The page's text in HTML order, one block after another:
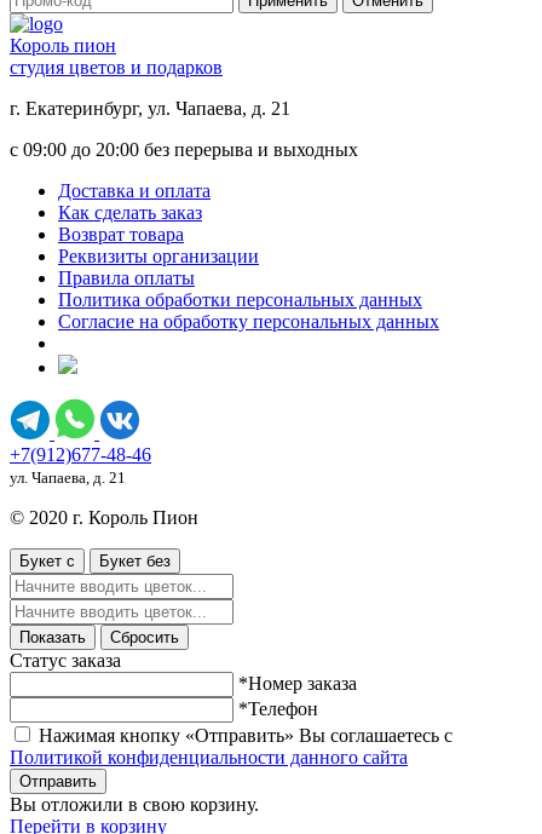
Король пион
студия цветов и подарков
г. Екатеринбург, ул. Чапаева, д. 21
с 09:00 до 20:00 без перерыва и выходных
Доставка и оплата
Как сделать заказ
Возврат товара
Реквизиты организации
Правила оплаты
Политика обработки персональных данных
Согласие на обработку персональных данных
+7(912)677-48-46
ул. Чапаева, д. 21
© 2020 г. Король Пион
Букет с Букет без
Показать Сбросить
Статус заказа
*Номер заказа
*Телефон
Нажимая кнопку «Отправить» Вы соглашаетесь с
Политикой конфиденциальности данного сайта
Отправить
Вы отложили в свою корзину.
Перейти в корзину